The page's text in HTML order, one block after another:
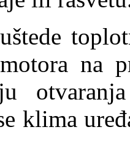
na
klima